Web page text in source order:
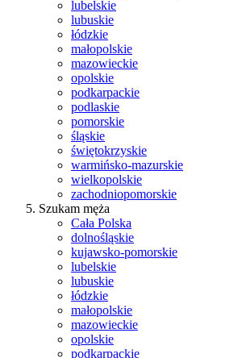
lubelskie
lubuskie
łódzkie
małopolskie
mazowieckie
opolskie
podkarpackie
podlaskie
pomorskie
śląskie
świętokrzyskie
warmińsko-mazurskie
wielkopolskie
zachodniopomorskie
Szukam męża
Cała Polska
dolnośląskie
kujawsko-pomorskie
lubelskie
lubuskie
łódzkie
małopolskie
mazowieckie
opolskie
podkarpackie